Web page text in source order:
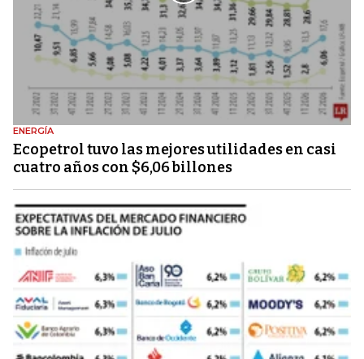
ENERGÍA
Ecopetrol tuvo las mejores utilidades en casi
cuatro años con $6,06 billones